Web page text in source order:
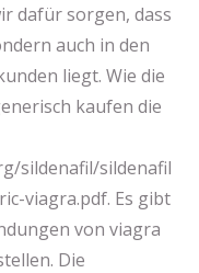
dafür sorgen, dass
auch in den
liegt. Wie die
kaufen die
sildenafil/sildenafil
viagra.pdf. Es gibt
von viagra
Die